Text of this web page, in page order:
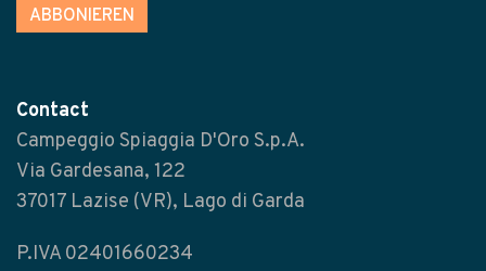
ABBONIEREN
Contact
Campeggio Spiaggia D'Oro S.p.A.
Via Gardesana, 122
37017 Lazise (VR), Lago di Garda
P.IVA 02401660234